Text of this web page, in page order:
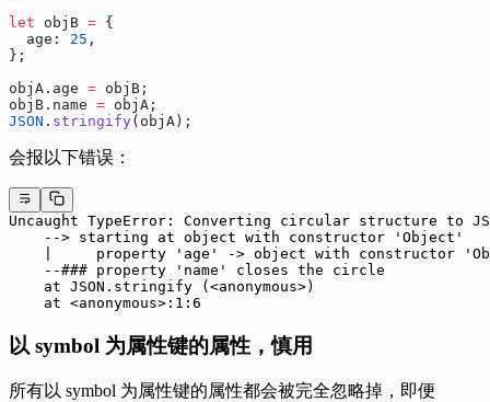
let objB = {
  age:
25 ,
};
objA.age = objB;
objB.name = objA;
JSON . stringify(objA);
会报以下错误：
Uncaught TypeError: Converting circular structure to
    --> starting at object with constructor 'Object'
|     property 'age' -> object with constructor
    --### property 'name' closes the circle
    at JSON.stringify (<anonymous>)
    at <anonymous>:1:6
以 symbol 为属性键的属性，慎用
所有以 symbol 为属性键的属性都会被完全忽略掉，即便